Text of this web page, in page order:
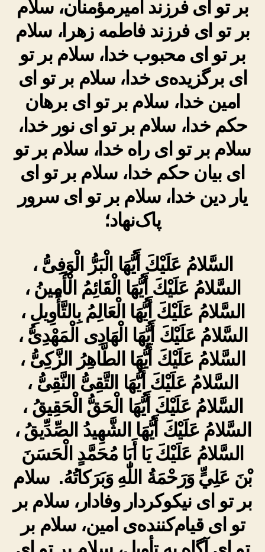
بر تو ای فرزند امیرمؤمنان، سلام
بر تو ای فرزند فاطمه زهرا، سلام
بر تو ای محبوب خدا، سلام بر تو
ای برگزیده‌ی خدا، سلام بر تو ای
امین خدا، سلام بر تو ای برهان
حکم خدا، سلام بر تو ای نور خدا،
سلام بر تو ای راه خدا، سلام بر تو
ای بیان حکم خدا، سلام بر تو ای
یار دین خدا، سلام بر تو ای سرور
پاک‌نهاد؛
السَّلامُ عَلَيْكَ أَيُّهَا الْبَرُّ الْوَفِىُّ ،
السَّلامُ عَلَيْكَ أَيُّهَا الْقَائِمُ الْأَمِينُ ،
السَّلامُ عَلَيْكَ أَيُّهَا الْعَالِمُ بِالتَّأْوِيلِ ،
السَّلامُ عَلَيْكَ أَيُّهَا الْهَادِى الْمَهْدِىُّ ،
السَّلامُ عَلَيْكَ أَيُّهَا الطَّاهِرُ الزَّكِىُّ ،
السَّلامُ عَلَيْكَ أَيُّهَا التَّقِىُّ النَّقِىُّ ،
السَّلامُ عَلَيْكَ أَيُّهَا الْحَقُّ الْحَقِيقُ ،
السَّلامُ عَلَيْكَ أَيُّهَا الشَّهِيدُ الصِّدِّيقُ ،
السَّلامُ عَلَيْكَ يَا أَبَا مُحَمَّدٍ الْحَسَنَ
بْنَ عَلِيٍّ وَرَحْمَةُ اللّٰهِ وَبَرَكاتُهُ. سلام
بر تو ای نیکوکردار وفادار، سلام بر
تو ای قیام‌کننده‌ی امین، سلام بر